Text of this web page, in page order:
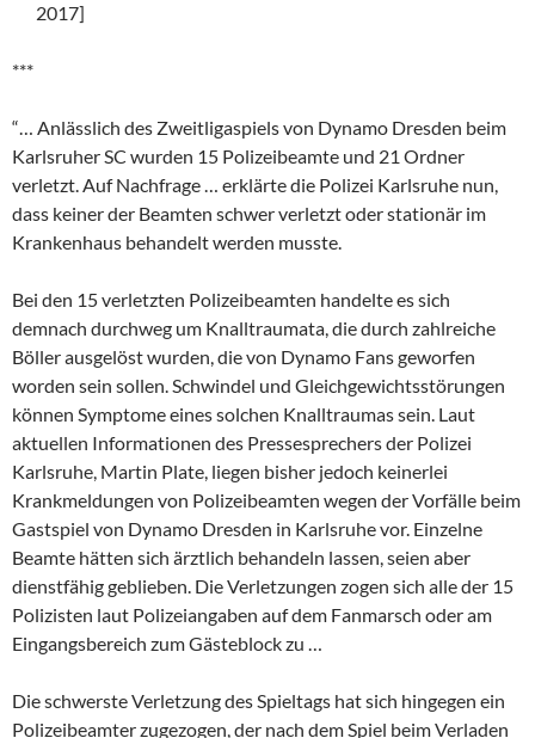
2017]
***
“… Anlässlich des Zweitligaspiels von Dynamo Dresden beim
Karlsruher SC wurden 15 Polizeibeamte und 21 Ordner
verletzt. Auf Nachfrage … erklärte die Polizei Karlsruhe nun,
dass keiner der Beamten schwer verletzt oder stationär im
Krankenhaus behandelt werden musste.
Bei den 15 verletzten Polizeibeamten handelte es sich
demnach durchweg um Knalltraumata, die durch zahlreiche
Böller ausgelöst wurden, die von Dynamo Fans geworfen
worden sein sollen. Schwindel und Gleichgewichtsstörungen
können Symptome eines solchen Knalltraumas sein. Laut
aktuellen Informationen des Pressesprechers der Polizei
Karlsruhe, Martin Plate, liegen bisher jedoch keinerlei
Krankmeldungen von Polizeibeamten wegen der Vorfälle beim
Gastspiel von Dynamo Dresden in Karlsruhe vor. Einzelne
Beamte hätten sich ärztlich behandeln lassen, seien aber
dienstfähig geblieben. Die Verletzungen zogen sich alle der 15
Polizisten laut Polizeiangaben auf dem Fanmarsch oder am
Eingangsbereich zum Gästeblock zu …
Die schwerste Verletzung des Spieltags hat sich hingegen ein
Polizeibeamter zugezogen, der nach dem Spiel beim Verladen